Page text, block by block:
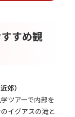
すめ観
郊）
ツアーで内部を
イグアスの滝と